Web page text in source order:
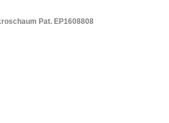
Pat. EP1608808